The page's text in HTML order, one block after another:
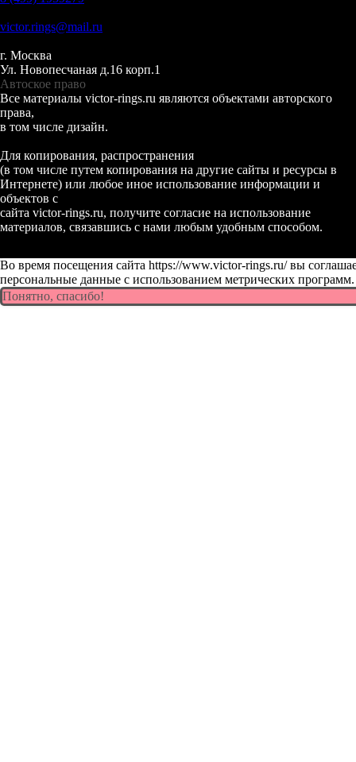
victor.rings@mail.ru
г. Москва
Ул. Новопесчаная д.16 корп.1
Автоское право
Все материалы victor-rings.ru являются объектами авторского
права,
в том числе дизайн.
Для копирования, распространения
(в том числе путем копирования на другие сайты и ресурсы в
Интернете) или любое иное использование информации и
объектов с
сайта victor-rings.ru, получите согласие на использование
материалов, связавшись с нами любым удобным способом.
Во время посещения сайта https://www.victor-rings.ru/ вы
персональные данные с использованием метрических
Понятно, спасибо!